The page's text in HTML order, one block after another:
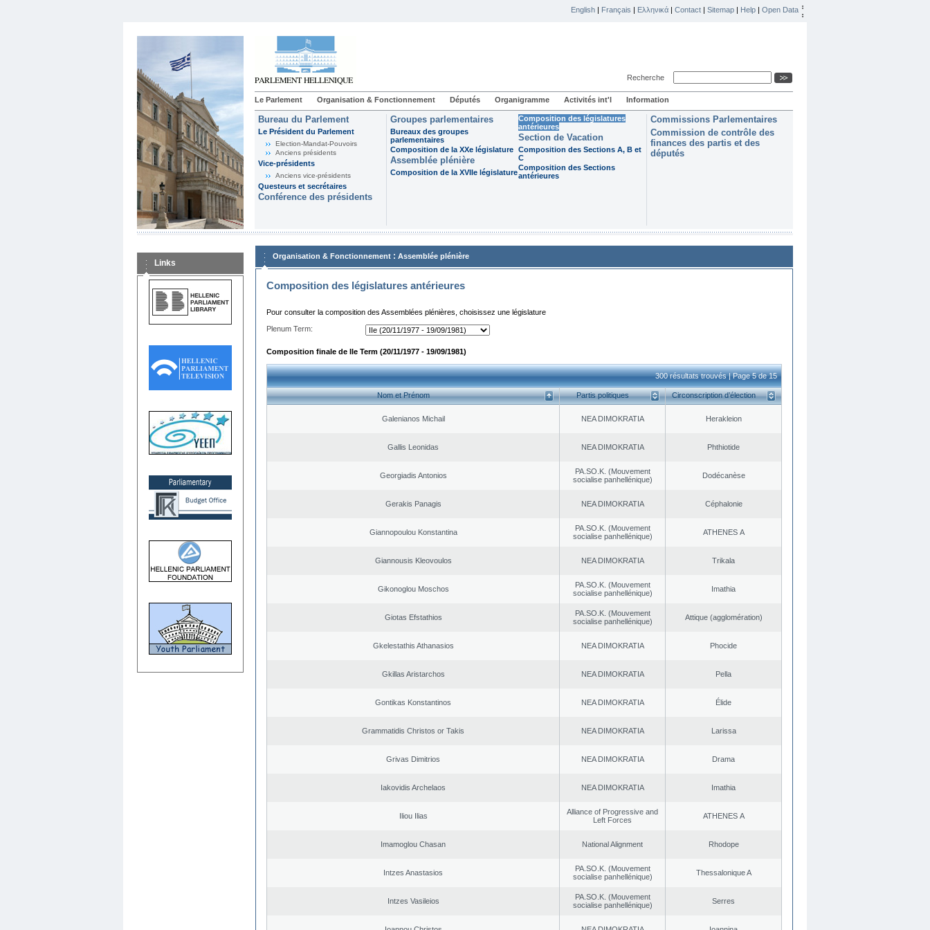
English | Français | Ελληνικά | Contact | Sitemap | Help | Open Data
Recherche
Le Parlement Organisation & Fonctionnement Députés Organigramme Activités int'l Information
Bureau du Parlement
Le Président du Parlement
Election-Mandat-Pouvoirs
Anciens présidents
Vice-présidents
Anciens vice-présidents
Questeurs et secrétaires
Conférence des présidents
Groupes parlementaires
Bureaux des groupes
parlementaires
Composition de la XXe législature
Assemblée plénière
Composition de la XVIIe législature
Composition des législatures
antérieures
Section de Vacation
Composition des Sections A, B et
C
Composition des Sections
antérieures
Commissions Parlementaires
Commission de contrôle des
finances des partis et des
députés
Links
Organisation & Fonctionnement : Assemblée plénière
Composition des législatures antérieures
Pour consulter la composition des Assemblées plénières, choisissez une législature
Plenum Term:
Composition finale de IIe Term (20/11/1977 - 19/09/1981)
300 résultats trouvés | Page 5 de 15
Nom et Prénom Partis politiques Circonscription d’élection
Galenianos Michail NEA DΙMOKRATIA Herakleion
Gallis Leonidas NEA DΙMOKRATIA Phthiotide
Georgiadis Antonios
PA.SO.K. (Mouvement
socialise panhellénique)
Dodécanèse
Gerakis Panagis NEA DΙMOKRATIA Céphalonie
Giannopoulou Konstantina
PA.SO.K. (Mouvement
socialise panhellénique)
ATHENES Α
Giannousis Kleovoulos NEA DΙMOKRATIA Trikala
Gikonoglou Moschos
PA.SO.K. (Mouvement
socialise panhellénique)
Imathia
Giotas Efstathios
PA.SO.K. (Mouvement
socialise panhellénique)
Αttique (agglomération)
Gkelestathis Athanasios NEA DΙMOKRATIA Phocide
Gkillas Aristarchos NEA DΙMOKRATIA Pella
Gontikas Konstantinos NEA DΙMOKRATIA Élide
Grammatidis Christos or Takis NEA DΙMOKRATIA Larissa
Grivas Dimitrios NEA DΙMOKRATIA Drama
Iakovidis Archelaos NEA DΙMOKRATIA Imathia
Iliou Ilias
Alliance of Progressive and
Left Forces
ATHENES Α
Imamoglou Chasan National Alignment Rhodope
Intzes Anastasios
PA.SO.K. (Mouvement
socialise panhellénique)
Thessalonique A
Intzes Vasileios
PA.SO.K. (Mouvement
socialise panhellénique)
Serres